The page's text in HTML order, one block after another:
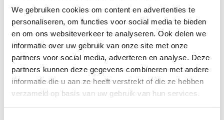
We gebruiken cookies om content en advertenties te
personaliseren, om functies voor social media te bieden
en om ons websiteverkeer te analyseren. Ook delen we
informatie over uw gebruik van onze site met onze
partners voor social media, adverteren en analyse. Deze
partners kunnen deze gegevens combineren met andere
informatie die u aan ze heeft verstrekt of die ze hebben
verzameld op basis van uw gebruik van hun services.
Lasergamen